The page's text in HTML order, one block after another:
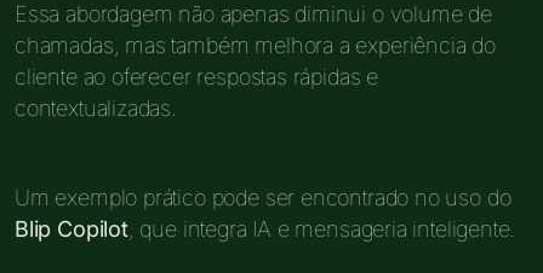
Essa abordagem não apenas diminui o volume de
chamadas, mas também melhora a experiência do
cliente ao oferecer respostas rápidas e
contextualizadas.
Um exemplo prático pode ser encontrado no uso do
Blip Copilot, que integra IA e mensageria inteligente.